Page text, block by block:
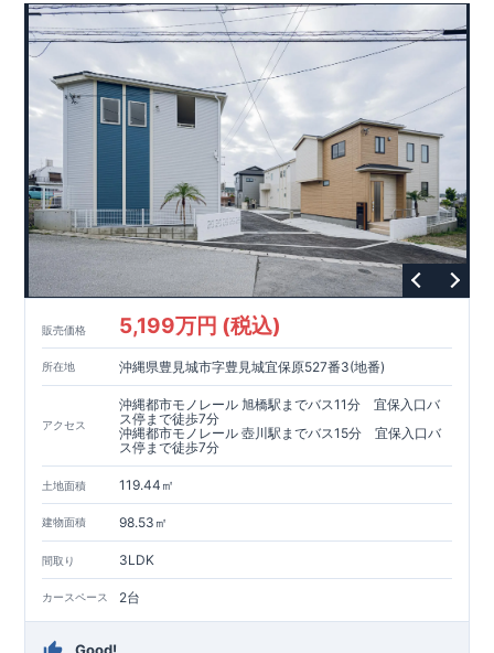
販売価格 5,199万円 (税込)
所在地 沖縄県豊見城市字豊見城宜保原527番3(地番)
アクセス
沖縄都市モノレール 旭橋駅までバス11分 宜保入口バ
ス停まで徒歩7分
沖縄都市モノレール 壺川駅までバス15分 宜保入口バ
ス停まで徒歩7分
土地面積 119.44㎡
建物面積 98.53㎡
間取り 3LDK
カースペース 2台
Good!